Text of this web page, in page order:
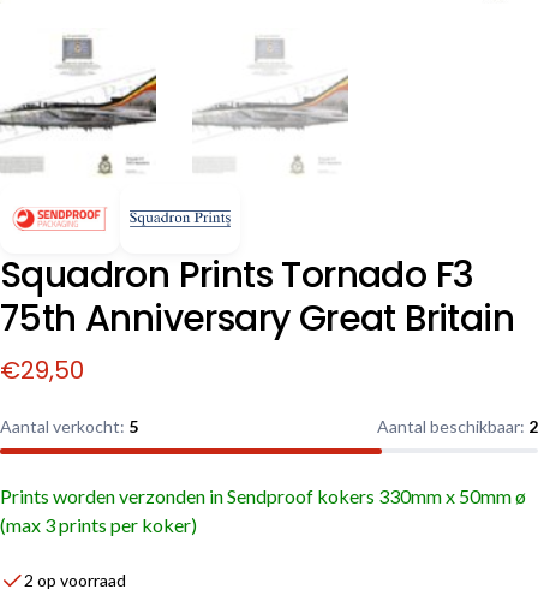
Squadron Prints Tornado F3
75th Anniversary Great Britain
€29,50
Aantal verkocht: 5 Aantal beschikbaar: 2
Prints worden verzonden in Sendproof kokers 330mm x 50mm ø
(max 3 prints per koker)
2 op voorraad